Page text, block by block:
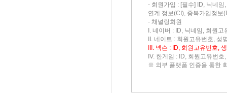
- 회원가입 : [필수] ID, 닉네
연계 정보(CI), 중복가입정보
- 채널링회원
I. 네이버 : ID, 닉네임, 회원
II. 네이트 : 회원고유번호, 성
III. 넥슨 : ID, 회원고유번호,
IV. 한게임 : ID, 회원고유번
※ 외부 플랫폼 인증을 통한